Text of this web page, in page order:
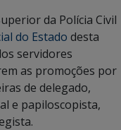
da Polícia Civil
do Estado desta
servidores
as promoções por
de delegado,
e papiloscopista,